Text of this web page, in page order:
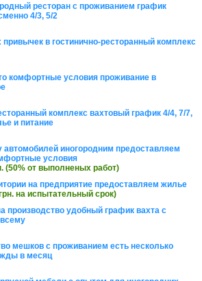
ресторан с проживанием график
4/3, 5/2
в гостинично-ресторанный комплекс
комфортные условия проживание в
комплекс вахтовый график 4/4, 7/7,
и питание
автомобилей иногородним предоставляем
условия
(50% от выполненых работ)
на предприятие предоставляем жилье
на испытательный срок)
производство удобный график вахта с
мешков с проживанием есть несколько
в месяц